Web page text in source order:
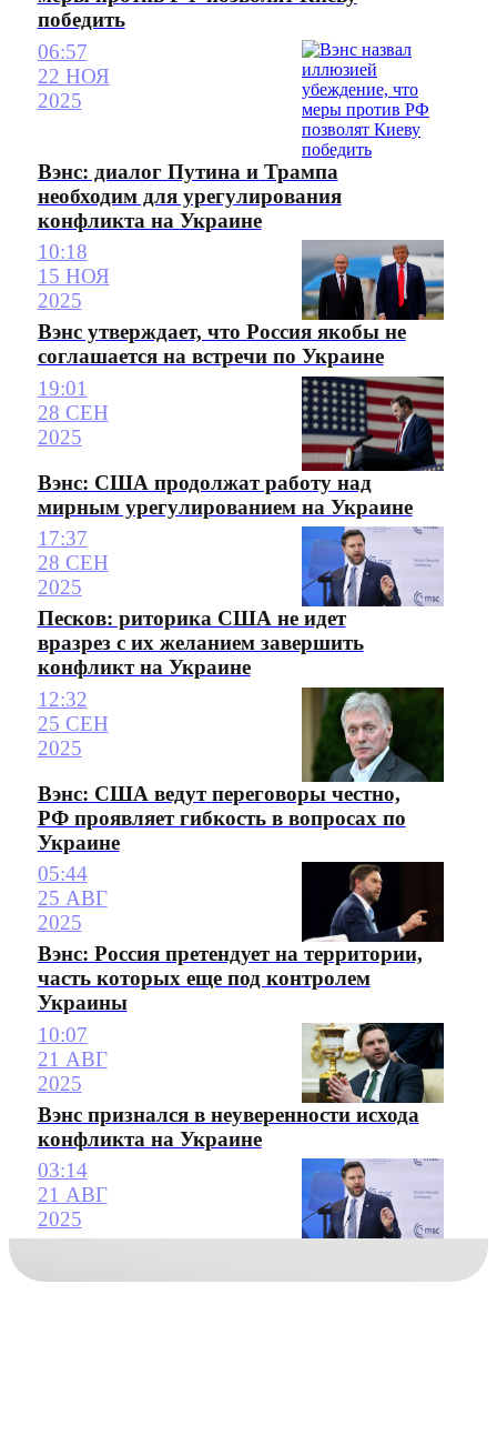
победить
06:57
22 НОЯ
2025
Вэнс: диалог Путина и Трампа
необходим для урегулирования
конфликта на Украине
10:18
15 НОЯ
2025
Вэнс утверждает, что Россия якобы не
соглашается на встречи по Украине
19:01
28 СЕН
2025
Вэнс: США продолжат работу над
мирным урегулированием на Украине
17:37
28 СЕН
2025
Песков: риторика США не идет
вразрез с их желанием завершить
конфликт на Украине
12:32
25 СЕН
2025
Вэнс: США ведут переговоры честно,
РФ проявляет гибкость в вопросах по
Украине
05:44
25 АВГ
2025
Вэнс: Россия претендует на территории,
часть которых еще под контролем
Украины
10:07
21 АВГ
2025
Вэнс признался в неуверенности исхода
конфликта на Украине
03:14
21 АВГ
2025